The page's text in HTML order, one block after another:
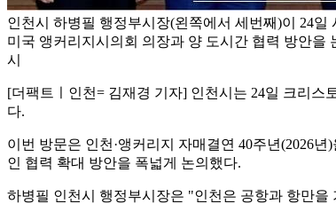
인천시 하병필 행정부시장(왼쪽에서 세번째)이 24
미국 앵커리지시의회 의장과 양 도시간 협력 방안을
시
[더팩트ㅣ인천= 김재경 기자] 인천시는 24일 크리스
다.
이번 방문은 인천·앵커리지 자매결연 40주년(2026
인 협력 확대 방안을 폭넓게 논의했다.
하병필 인천시 행정부시장은 "인천은 공항과 항만